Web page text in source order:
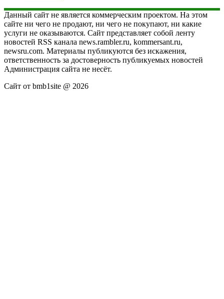
Данный сайт не является коммерческим проектом. На этом
сайте ни чего не продают, ни чего не покупают, ни какие
услуги не оказываются. Сайт представляет собой ленту
новостей RSS канала news.rambler.ru, kommersant.ru,
newsru.com. Материалы публикуются без искажения,
ответственность за достоверность публикуемых новостей
Администрация сайта не несёт.
Сайт от bmb1site @ 2026